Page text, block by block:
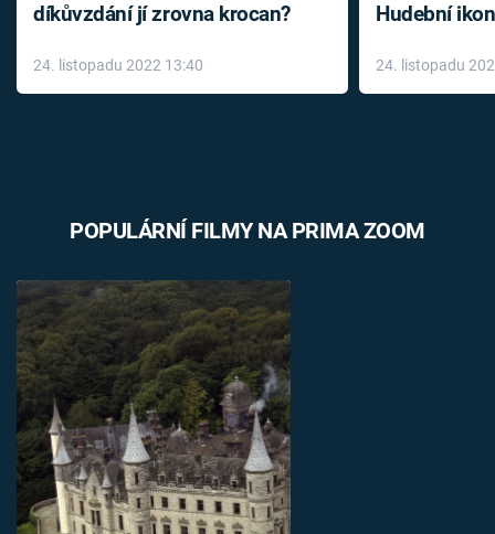
díkůvzdání jí zrovna krocan?
24. listopadu 2022 13:40
Hudební
léky
24. listopadu
POPULÁRNÍ FILMY NA PRIMA ZOOM